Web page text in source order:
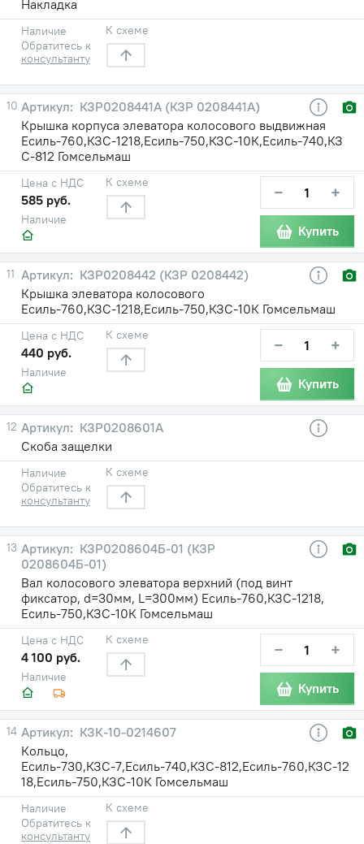
Накладка
Наличие
Обратитесь к
консультанту
К схеме
10
КЗР0208441А (КЗР 0208441А)
Крышка корпуса элеватора колосового выдвижная
Есиль-760,КЗС-1218,Есиль-750,КЗС-10К,Есиль-740,КЗ
С-812 Гомсельмаш
Наличие
Цена с НДС
585 руб.
К схеме − +
Купить
11
КЗР0208442 (КЗР 0208442)
Крышка элеватора колосового
Есиль-760,КЗС-1218,Есиль-750,КЗС-10К Гомсельмаш
Наличие
Цена с НДС
440 руб.
К схеме − +
Купить
12
КЗР0208601А
Скоба защелки
Наличие
Обратитесь к
консультанту
К схеме
13
КЗР0208604Б-01 (КЗР
0208604Б-01)
Вал колосового элеватора верхний (под винт
фиксатор, d=30мм, L=300мм) Есиль-760,КЗС-1218,
Есиль-750,КЗС-10К Гомсельмаш
Наличие
Цена с НДС
4 100 руб.
К схеме − +
Купить
14
КЗК-10-0214607
Кольцо,
Есиль-730,КЗС-7,Есиль-740,КЗС-812,Есиль-760,КЗС-12
18,Есиль-750,КЗС-10К Гомсельмаш
Наличие
Обратитесь к
консультанту
К схеме